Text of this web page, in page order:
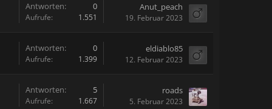
Antworten: 0
Aufrufe: 1.551
Anut_peach
19. Februar 2023
Antworten: 0
Aufrufe: 1.399
eldiablo85
12. Februar 2023
Antworten: 5
Aufrufe: 1.667
roads
5. Februar 2023